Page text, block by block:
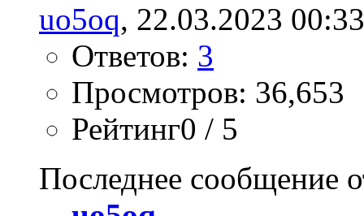
uo5oq, 22.03.2023 00:33
Ответов: 3
Просмотров: 36,653
Рейтинг0 / 5
Последнее сообщение